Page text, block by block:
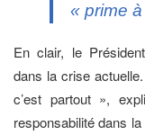
« prime à
En clair, le
dans la crise
c’est partout »,
responsabilité dans